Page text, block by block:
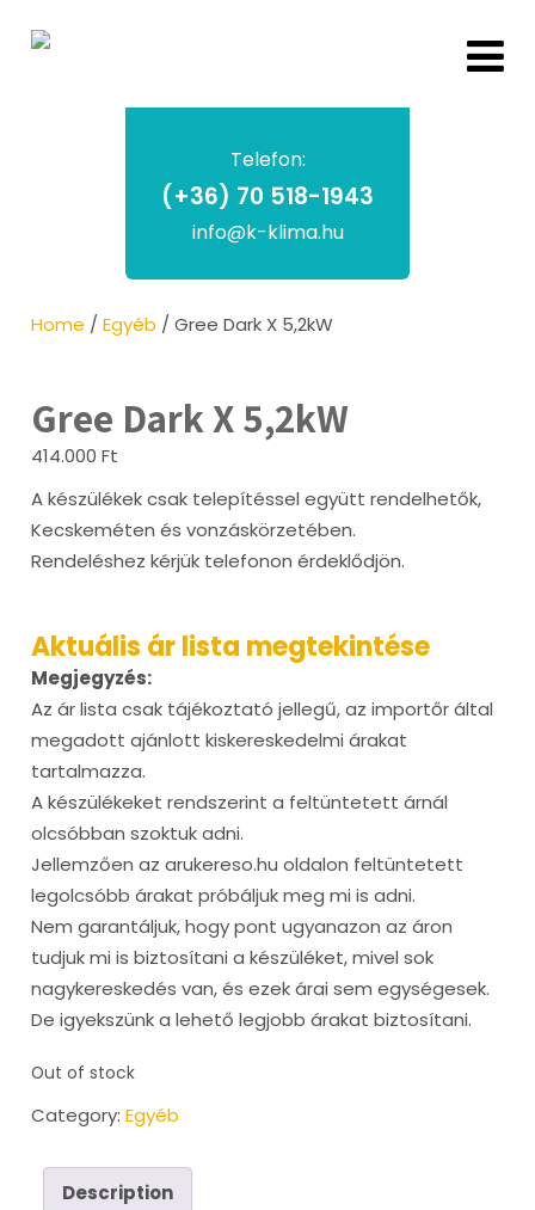
Telefon:
(+36) 70 518-1943
info@k-klima.hu
Home /Egyéb / Gree Dark X 5,2kW
Gree Dark X 5,2kW
414.000Ft
A készülékek csak telepítéssel együtt rendelhetők,
Kecskeméten és vonzáskörzetében.
Rendeléshez kérjük telefonon érdeklődjön.
Aktuális ár lista megtekintése
Megjegyzés:
Az ár lista csak tájékoztató jellegű, az importőr által
megadott ajánlott kiskereskedelmi árakat
tartalmazza.
A készülékeket rendszerint a feltüntetett árnál
olcsóbban szoktuk adni.
Jellemzően az arukereso.hu oldalon feltüntetett
legolcsóbb árakat próbáljuk meg mi is adni.
Nem garantáljuk, hogy pont ugyanazon az áron
tudjuk mi is biztosítani a készüléket, mivel sok
nagykereskedés van, és ezek árai sem egységesek.
De igyekszünk a lehető legjobb árakat biztosítani.
Out of stock
Category:Egyéb
Description